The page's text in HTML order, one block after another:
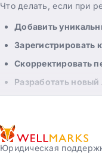
Что делать, если при
Добавить
Скорректировать
Разработать новый
Мы подберём решение
бесплатной первичной
Юридическая